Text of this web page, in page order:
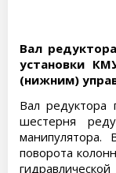
Вал
установки
(нижним)
Вал редуктора
шестерня
манипулятора.
поворота